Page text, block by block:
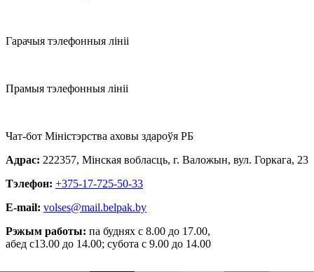
Гарачыя тэлефонныя лініі
Прамыя тэлефонныя лініі
Чат-бот Міністэрства аховы здароўя РБ
Адрас: 222357, Мінская вобласць, г. Валожын, вул. Горкага, 23
Тэлефон: +375-17-725-50-33
E-mail: volses@mail.belpak.by
Рэжым работы: па буднях с 8.00 до 17.00,
абед с13.00 до 14.00; субота с 9.00 до 14.00